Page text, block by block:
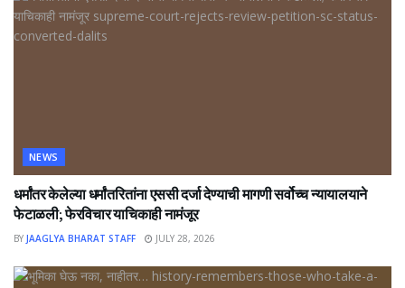
NEWS
धर्मांतर केलेल्या धर्मांतरितांना एससी दर्जा देण्याची मागणी सर्वोच्च न्यायालयाने
फेटाळली; फेरविचार याचिकाही नामंजूर
BY JAAGLYA BHARAT STAFF JULY 28, 2026